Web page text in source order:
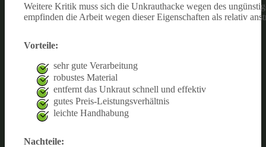
Weitere Kritik muss sich die Unkrauthacke wegen des
empfinden die Arbeit wegen dieser Eigenschaften als relativ
Vorteile:
sehr gute Verarbeitung
robustes Material
entfernt das Unkraut schnell und effektiv
gutes Preis-Leistungsverhältnis
leichte Handhabung
Nachteile: